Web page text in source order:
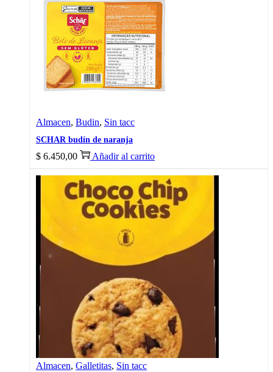
Almacen, Budin, Sin tacc
SCHAR budín de naranja
$ 6.450,00 Añadir al carrito
Almacen, Galletitas, Sin tacc